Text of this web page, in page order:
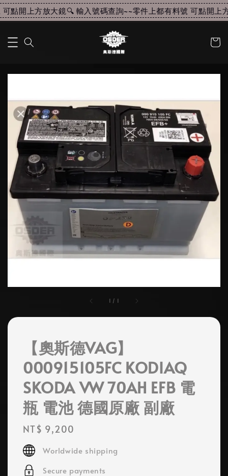
點開上方放大鏡🔍 輸入號碼查詢~~零件上都有料號 可點開上
1 / 1
【奧斯德VAG】
000915105FC KODIAQ
SKODA VW 70AH EFB 電
瓶 電池 德國原廠 副廠
Regular
price
NT$ 9,200
Worldwide shipping
Secure payments